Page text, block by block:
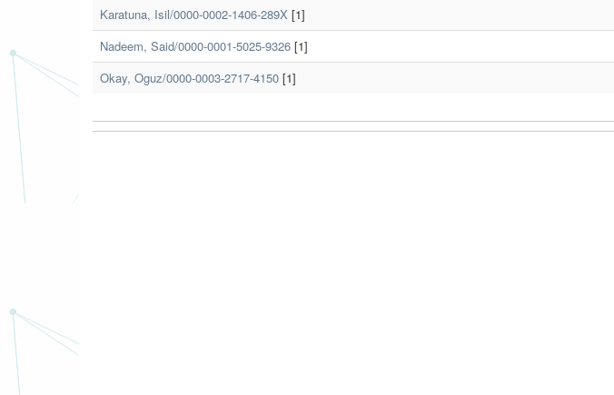
Karatuna, Isil/0000-0002-1406-289X [1]
Nadeem, Said/0000-0001-5025-9326 [1]
Okay, Oguz/0000-0003-2717-4150 [1]